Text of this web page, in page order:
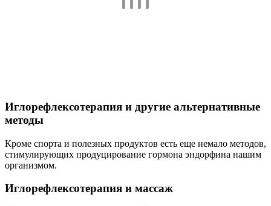
Иглорефлексотерапия и массаж
наличии показаний. Они отпускаются по врачебному рецепту,
и используются только при тяжелых депрессивных или
состояниях. Схема терапии разрабатывается строго
индивидуально, поскольку каждая ситуация имеет свои
особенности, а симптомы – степень тяжести своего